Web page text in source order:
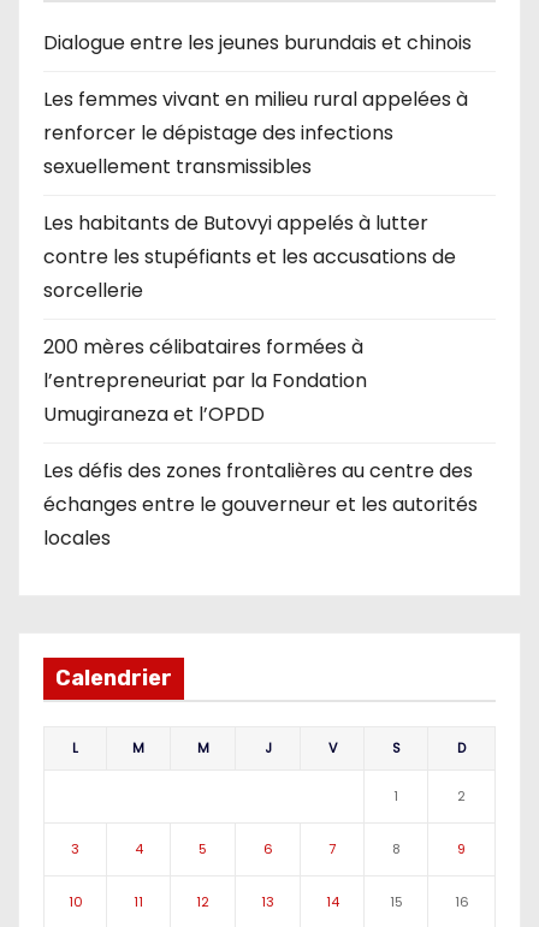
Dialogue entre les jeunes burundais et chinois
Les femmes vivant en milieu rural appelées à
renforcer le dépistage des infections
sexuellement transmissibles
Les habitants de Butovyi appelés à lutter
contre les stupéfiants et les accusations de
sorcellerie
200 mères célibataires formées à
l’entrepreneuriat par la Fondation
Umugiraneza et l’OPDD
Les défis des zones frontalières au centre des
échanges entre le gouverneur et les autorités
locales
Calendrier
L M M J V S D
1 2
3 4 5 6 7 8 9
10 11 12 13 14 15 16